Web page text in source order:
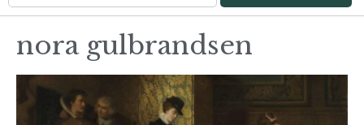
nora gulbrandsen